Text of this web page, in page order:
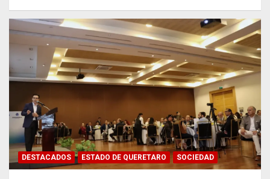
DESTACADOS ESTADO DE QUERETARO SOCIEDAD